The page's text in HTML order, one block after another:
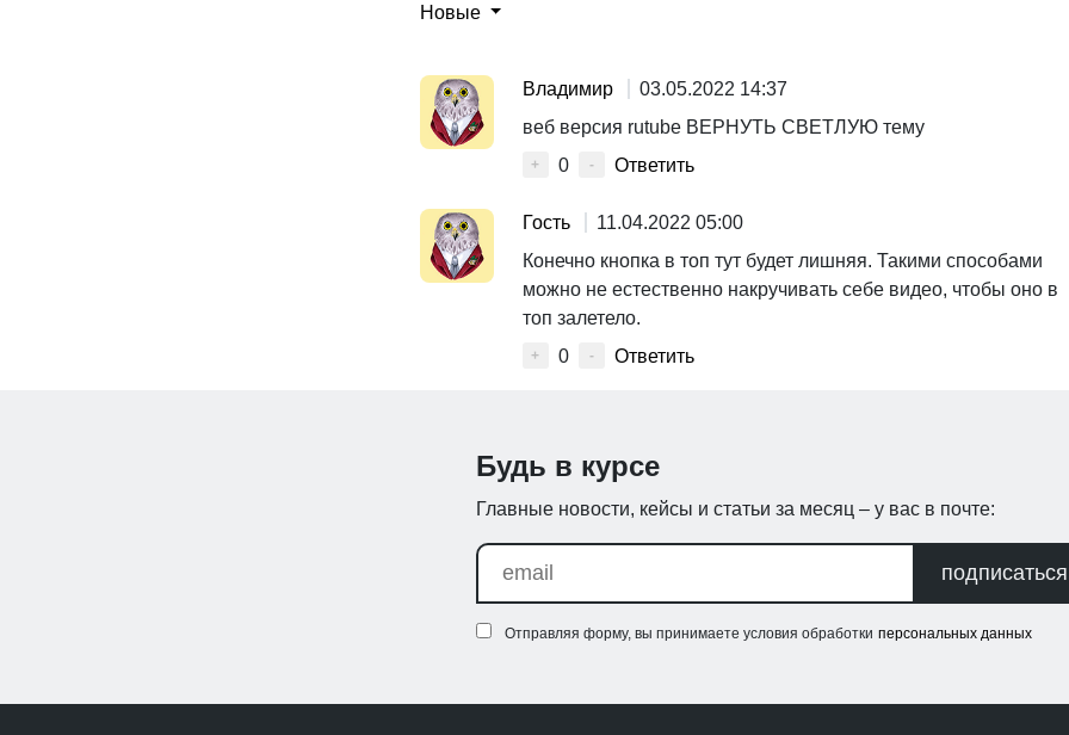
Новые
Владимир
03.05.2022 14:37
веб версия rutube ВЕРНУТЬ СВЕТЛУЮ тему
+ 0 - Ответить
Гость
11.04.2022 05:00
Конечно кнопка в топ тут будет лишняя. Такими способами
можно не естественно накручивать себе видео, чтобы оно в
топ залетело.
+ 0 - Ответить
Будь в курсе
Главные новости, кейсы и статьи за месяц – у вас в почте:
подписаться
Отправляя форму, вы принимаете условия обработки персональных данных